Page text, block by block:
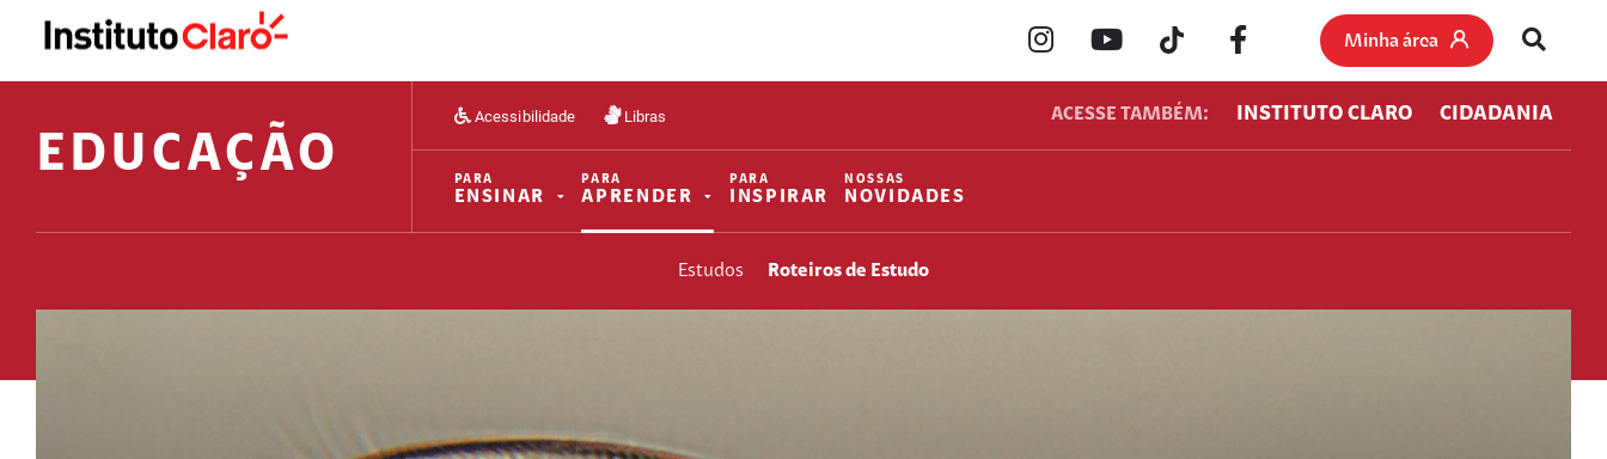
Minha área
EDUCAÇÃO
Acessibilidade Libras ACESSE TAMBÉM: INSTITUTO CLARO CIDADANIA
PARA
ENSINAR
PARA
APRENDER
PARA
INSPIRAR
NOSSAS
NOVIDADES
Estudos Roteiros de Estudo